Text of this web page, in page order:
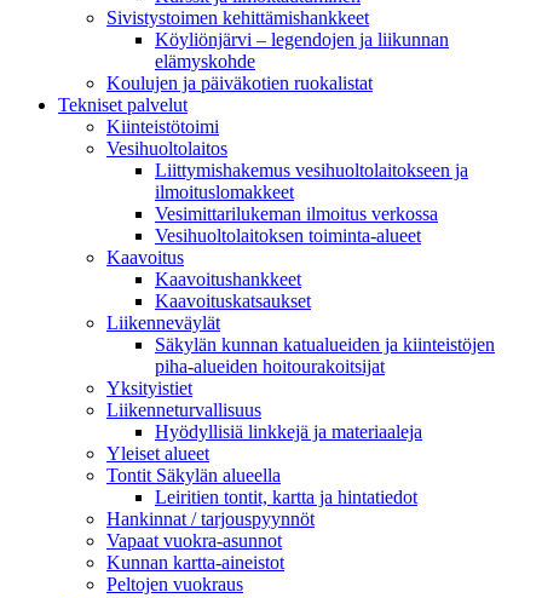
Sivistystoimen kehittämishankkeet
Köyliönjärvi – legendojen ja liikunnan
elämyskohde
Koulujen ja päiväkotien ruokalistat
Tekniset palvelut
Kiinteistötoimi
Vesihuoltolaitos
Liittymishakemus vesihuoltolaitokseen ja
ilmoituslomakkeet
Vesimittarilukeman ilmoitus verkossa
Vesihuoltolaitoksen toiminta-alueet
Kaavoitus
Kaavoitushankkeet
Kaavoituskatsaukset
Liikenneväylät
Säkylän kunnan katualueiden ja kiinteistöjen
piha-alueiden hoitourakoitsijat
Yksityistiet
Liikenneturvallisuus
Hyödyllisiä linkkejä ja materiaaleja
Yleiset alueet
Tontit Säkylän alueella
Leiritien tontit, kartta ja hintatiedot
Hankinnat / tarjouspyynnöt
Vapaat vuokra-asunnot
Kunnan kartta-aineistot
Peltojen vuokraus